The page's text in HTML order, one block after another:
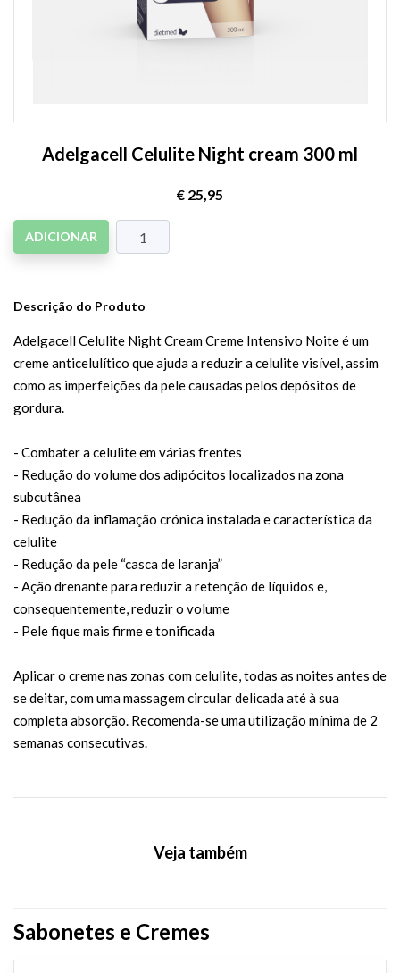
Adelgacell Celulite Night cream 300 ml
€ 25,95
ADICIONAR
Descrição do Produto
Adelgacell Celulite Night Cream Creme Intensivo Noite é um
creme anticelulítico que ajuda a reduzir a celulite visível, assim
como as imperfeições da pele causadas pelos depósitos de
gordura.
- Combater a celulite em várias frentes
- Redução do volume dos adipócitos localizados na zona
subcutânea
- Redução da inflamação crónica instalada e característica da
celulite
- Redução da pele “casca de laranja”
- Ação drenante para reduzir a retenção de líquidos e,
consequentemente, reduzir o volume
- Pele fique mais firme e tonificada
Aplicar o creme nas zonas com celulite, todas as noites antes de
se deitar, com uma massagem circular delicada até à sua
completa absorção. Recomenda-se uma utilização mínima de 2
semanas consecutivas.
Veja também
Sabonetes e Cremes